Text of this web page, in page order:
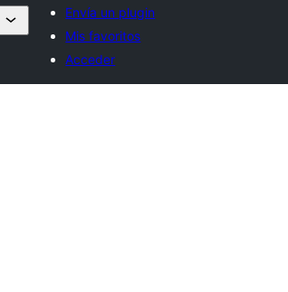
Envía un plugin
Mis favoritos
Acceder